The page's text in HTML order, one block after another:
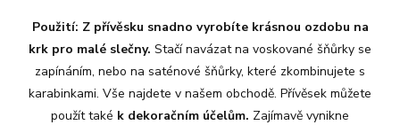
Použití: Z přívěsku snadno vyrobíte krásnou ozdobu na
krk pro malé slečny. Stačí navázat na voskované šňůrky se
zapínáním, nebo na saténové šňůrky, které zkombinujete s
karabinkami. Vše najdete v našem obchodě. Přívěsek můžete
použít také k dekoračním účelům. Zajímavě vynikne